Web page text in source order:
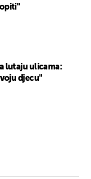
lutaju ulicama:
djecu"